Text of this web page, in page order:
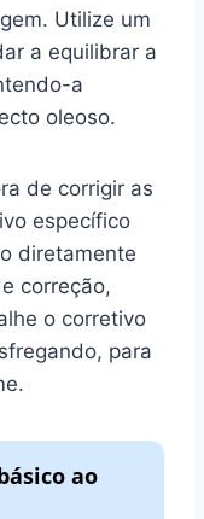
Utilize um
a equilibrar a
a
oleoso.
de corrigir as
específico
diretamente
correção,
o corretivo
para
ao